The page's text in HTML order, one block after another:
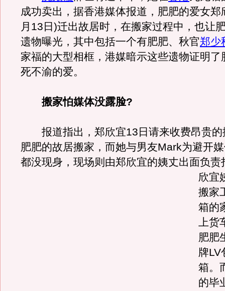
成功卖出，据香港媒体报道，肥肥的爱女郑
月13日)迁出故居时，在搬家过程中，也让
遗物曝光，其中包括一个有肥肥、秋官郑少
家福的大型相框，港媒暗示这些遗物证明了
死不渝的爱。
搬家怕媒体没露脸?
报道指出，郑欣宜13日请来收费昂贵的
肥肥的故居搬家，而她与男友Mark为避开
都没现身，现场则由郑欣宜的姨丈出面负责
欣宜
搬家
箱的
上货
肥肥
牌LV
箱。
的毕